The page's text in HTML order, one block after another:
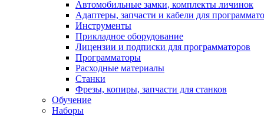
Автомобильные замки, комплекты личинок
Адаптеры, запчасти и кабели для
Инструменты
Прикладное оборудование
Лицензии и подписки для программаторов
Программаторы
Расходные материалы
Станки
Фрезы, копиры, запчасти для станков
Обучение
Наборы